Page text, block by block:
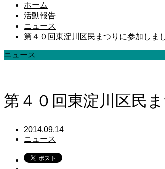
ホーム
活動報告
ニュース
第４０回東淀川区民まつりに参加しまし
ニュース
第４０回東淀川区民
2014.09.14
ニュース